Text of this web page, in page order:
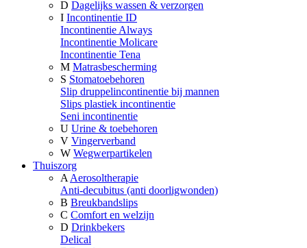
D Dagelijks wassen & verzorgen
I Incontinentie ID
Incontinentie Always
Incontinentie Molicare
Incontinentie Tena
M Matrasbescherming
S Stomatoebehoren
Slip druppelincontinentie bij mannen
Slips plastiek incontinentie
Seni incontinentie
U Urine & toebehoren
V Vingerverband
W Wegwerpartikelen
Thuiszorg
A Aerosoltherapie
Anti-decubitus (anti doorligwonden)
B Breukbandslips
C Comfort en welzijn
D Drinkbekers
Delical